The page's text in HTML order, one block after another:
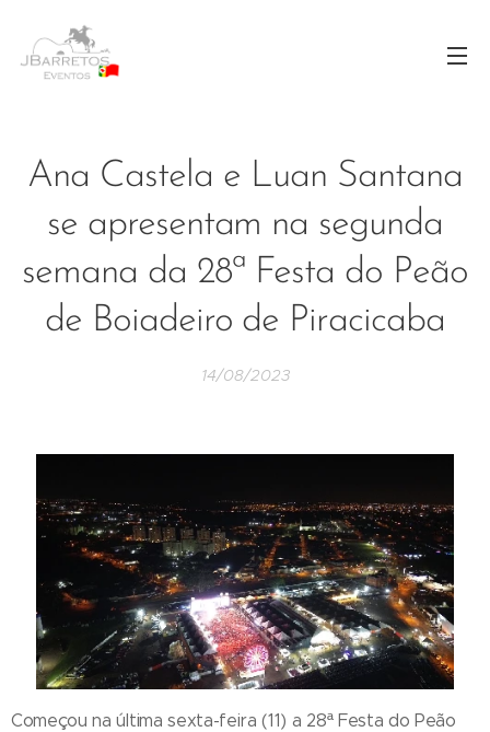
Ana Castela e Luan Santana
se apresentam na segunda
semana da 28ª Festa do Peão
de Boiadeiro de Piracicaba
14/08/2023
Começou na última sexta-feira (11) a 28ª Festa do Peão